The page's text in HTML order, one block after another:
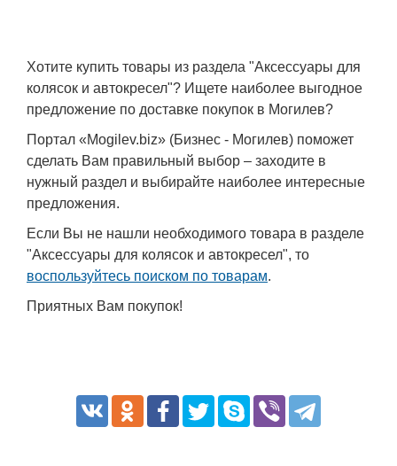
Хотите купить товары из раздела "Аксессуары для
колясок и автокресел"? Ищете наиболее выгодное
предложение по доставке покупок в Могилев?
Портал «Mogilev.biz» (Бизнес - Могилев) поможет
сделать Вам правильный выбор – заходите в
нужный раздел и выбирайте наиболее интересные
предложения.
Если Вы не нашли необходимого товара в разделе
"Аксессуары для колясок и автокресел", то
воспользуйтесь поиском по товарам.
Приятных Вам покупок!